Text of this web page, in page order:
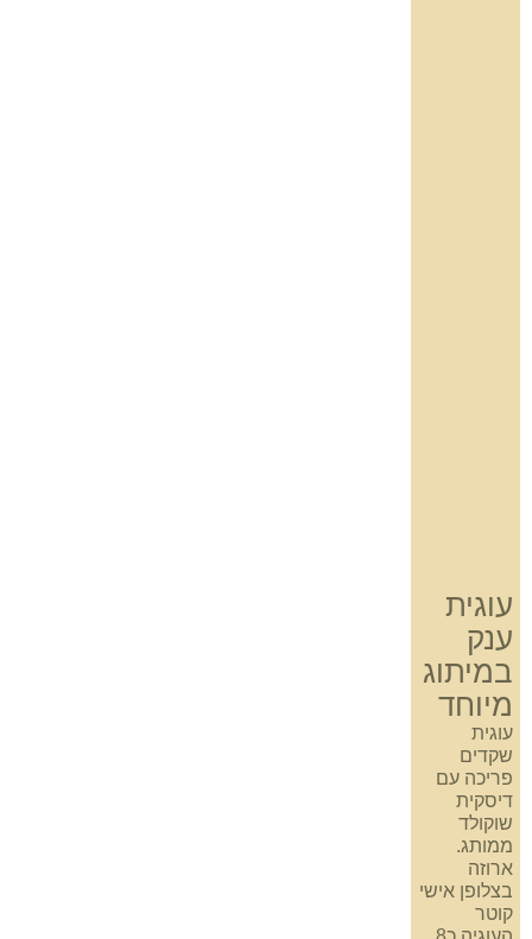
עוגית
ענק
במיתוג
מיוחד
עוגית
שקדים
פריכה עם
דיסקית
שוקולד
ממותג.
ארוזה
בצלופן אישי
קוטר